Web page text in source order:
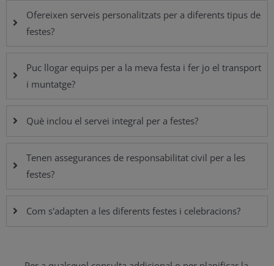
Ofereixen serveis personalitzats per a diferents tipus de
festes?
Puc llogar equips per a la meva festa i fer jo el transport
i muntatge?
Què inclou el servei integral per a festes?
Tenen assegurances de responsabilitat civil per a les
festes?
Com s'adapten a les diferents festes i celebracions?